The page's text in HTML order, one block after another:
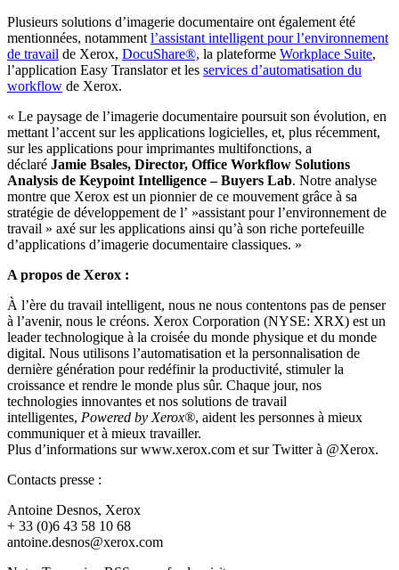
Plusieurs solutions d’imagerie documentaire ont également été
mentionnées, notamment l’assistant intelligent pour l’environnement
de travail de Xerox, DocuShare®, la plateforme Workplace Suite,
l’application Easy Translator et les services d’automatisation du
workflow de Xerox.
« Le paysage de l’imagerie documentaire poursuit son évolution, en
mettant l’accent sur les applications logicielles, et, plus récemment,
sur les applications pour imprimantes multifonctions, a
déclaré Jamie Bsales, Director, Office Workflow Solutions
Analysis de Keypoint Intelligence – Buyers Lab. Notre analyse
montre que Xerox est un pionnier de ce mouvement grâce à sa
stratégie de développement de l’ »assistant pour l’environnement de
travail » axé sur les applications ainsi qu’à son riche portefeuille
d’applications d’imagerie documentaire classiques. »
A propos de Xerox :
À l’ère du travail intelligent, nous ne nous contentons pas de penser
à l’avenir, nous le créons. Xerox Corporation (NYSE: XRX) est un
leader technologique à la croisée du monde physique et du monde
digital. Nous utilisons l’automatisation et la personnalisation de
dernière génération pour redéfinir la productivité, stimuler la
croissance et rendre le monde plus sûr. Chaque jour, nos
technologies innovantes et nos solutions de travail
intelligentes, Powered by Xerox®, aident les personnes à mieux
communiquer et à mieux travailler.
Plus d’informations sur www.xerox.com et sur Twitter à @Xerox.
Contacts presse :
Antoine Desnos, Xerox
+ 33 (0)6 43 58 10 68
antoine.desnos@xerox.com